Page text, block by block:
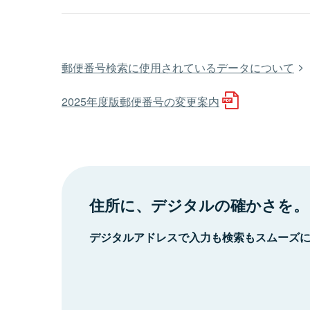
郵便番号検索に使用されているデータについて
2025年度版郵便番号の変更案内
住所に、デジタルの確かさを。
デジタルアドレスで入力も検索もスムーズ